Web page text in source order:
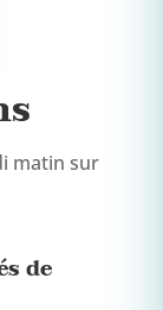
matin sur
de